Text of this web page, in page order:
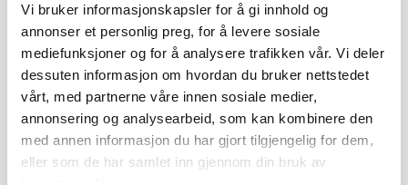
Vi bruker informasjonskapsler for å gi innhold og
annonser et personlig preg, for å levere sosiale
mediefunksjoner og for å analysere trafikken vår. Vi deler
dessuten informasjon om hvordan du bruker nettstedet
vårt, med partnerne våre innen sosiale medier,
annonsering og analysearbeid, som kan kombinere den
med annen informasjon du har gjort tilgjengelig for dem,
eller som de har samlet inn gjennom din bruk av
Back to July / August Auction
← Previous lot Next lot →
#332